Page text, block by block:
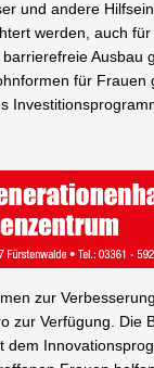
und andere
werden, auch
Ausbau
für Frauen
zur
zur Verfügung. Die
dem
Frauen
Mio. Euro für das
für die Jahre